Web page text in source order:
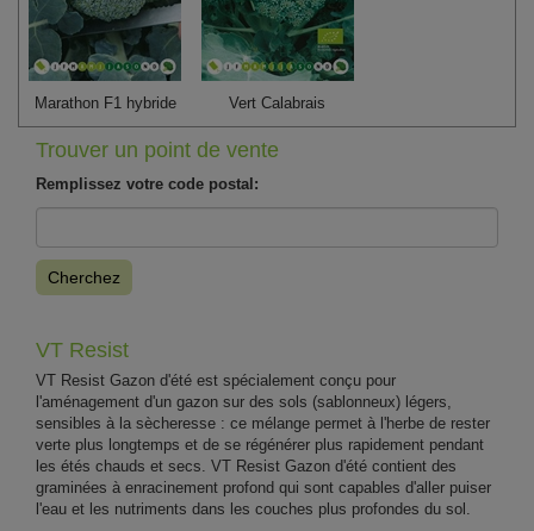
Marathon F1 hybride Vert Calabrais
Trouver un point de vente
Remplissez votre code postal:
Cherchez
VT Resist
VT Resist Gazon d'été est spécialement conçu pour
l'aménagement d'un gazon sur des sols (sablonneux) légers,
sensibles à la sècheresse : ce mélange permet à l'herbe de rester
verte plus longtemps et de se régénérer plus rapidement pendant
les étés chauds et secs. VT Resist Gazon d'été contient des
graminées à enracinement profond qui sont capables d'aller puiser
l'eau et les nutriments dans les couches plus profondes du sol.